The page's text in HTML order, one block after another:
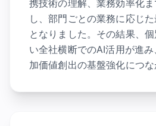
携技術の理解、業務効率化
し、部門ごとの業務に応じ
となりました。その結果、
い全社横断でのAI活用が進
加価値創出の基盤強化につな